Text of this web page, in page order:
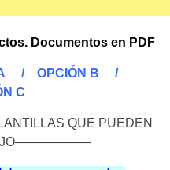
Documentos en PDF
/ OPCIÓN B /
C
QUE PUEDEN